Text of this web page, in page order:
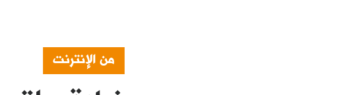
من الإنترنت